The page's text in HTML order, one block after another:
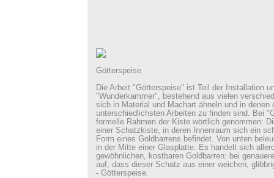
Götterspeise
Die Arbeit "Götterspeise" ist Teil der Installation
"Wunderkammer", bestehend aus vielen
sich in Material und Machart ähneln und in denen
unterschiedlichsten Arbeiten zu finden sind. Bei
formelle Rahmen der Kiste wörtlich genommen:
einer Schatzkiste, in deren Innenraum sich ein
Form eines Goldbarrens befindet. Von unten
in der Mitte einer Glasplatte. Es handelt sich
gewöhnlichen, kostbaren Goldbarren: bei
auf, dass dieser Schatz aus einer weichen,
- Götterspeise.